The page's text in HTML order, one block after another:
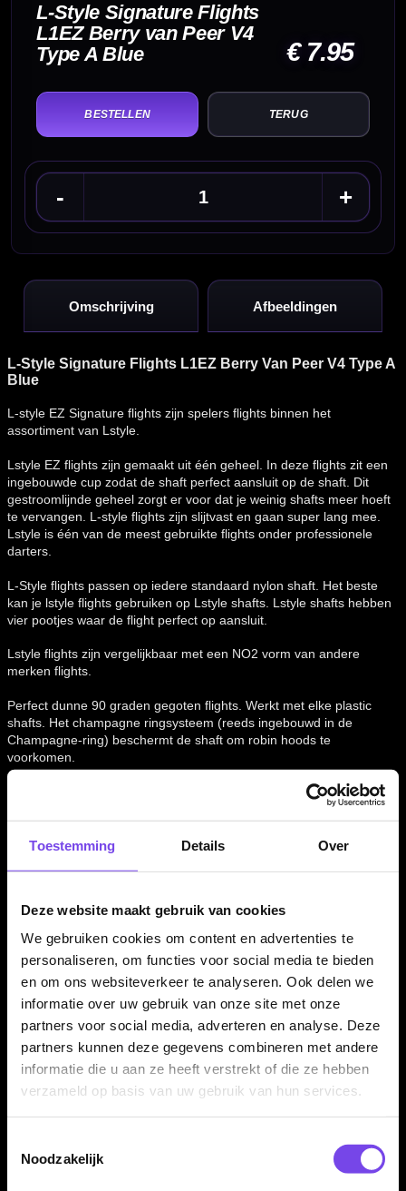
Toestemming Details Over
Deze website maakt gebruik van cookies
We gebruiken cookies om content en advertenties te
personaliseren, om functies voor social media te bieden
en om ons websiteverkeer te analyseren. Ook delen we
informatie over uw gebruik van onze site met onze
partners voor social media, adverteren en analyse. Deze
partners kunnen deze gegevens combineren met andere
informatie die u aan ze heeft verstrekt of die ze hebben
verzameld op basis van uw gebruik van hun services.
Noodzakelijk
L-Style Signature Flights
L1EZ Berry van Peer V4
Type A Blue
€ 7.95
TERUG
- +
Omschrijving Afbeeldingen
L-Style Signature Flights L1EZ Berry Van Peer V4 Type A
Blue
L-style EZ Signature flights zijn spelers flights binnen het
assortiment van Lstyle.
Lstyle EZ flights zijn gemaakt uit één geheel. In deze flights zit een
ingebouwde cup zodat de shaft perfect aansluit op de shaft. Dit
gestroomlijnde geheel zorgt er voor dat je weinig shafts meer hoeft
te vervangen. L-style flights zijn slijtvast en gaan super lang mee.
Lstyle is één van de meest gebruikte flights onder professionele
darters.
L-Style flights passen op iedere standaard nylon shaft. Het beste
kan je lstyle flights gebruiken op Lstyle shafts. Lstyle shafts hebben
vier pootjes waar de flight perfect op aansluit.
Lstyle flights zijn vergelijkbaar met een NO2 vorm van andere
merken flights.
Perfect dunne 90 graden gegoten flights. Werkt met elke plastic
shafts. Het champagne ringsysteem (reeds ingebouwd in de
Champagne-ring) beschermt de shaft om robin hoods te
voorkomen.
Flight Kleur:Zwart/Blauw
Flight Merk:L-Style
20.000+ artikelen op voorraad
350m² fysieke dartwinkel